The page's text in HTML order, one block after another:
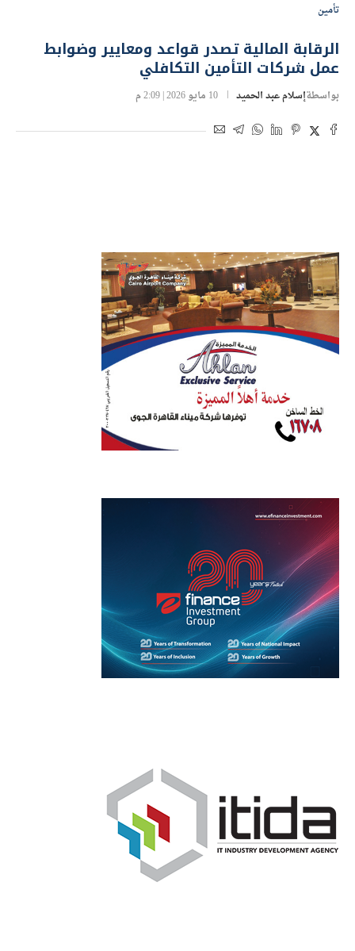
تأمين
الرقابة المالية تصدر قواعد ومعايير وضوابط
عمل شركات التأمين التكافلي
بواسطة إسلام عبد الحميد 10 مايو 2026 | 2:09 م